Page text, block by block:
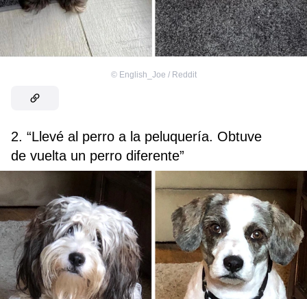
© English_Joe / Reddit
2. “Llevé al perro a la peluquería. Obtuve
de vuelta un perro diferente”